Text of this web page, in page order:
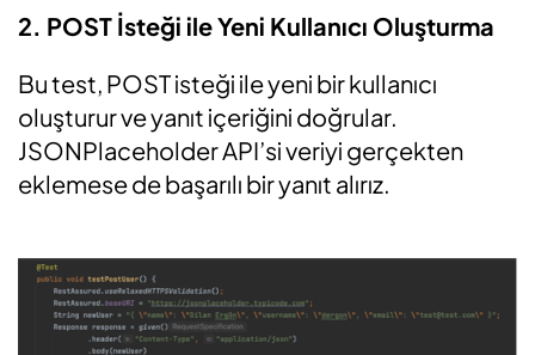
2. POST İsteği ile Yeni Kullanıcı Oluşturma
Bu test, POST isteği ile yeni bir kullanıcı
oluşturur ve yanıt içeriğini doğrular.
JSONPlaceholderAPI’si veriyi gerçekten
eklemese de başarılı bir yanıt alırız.